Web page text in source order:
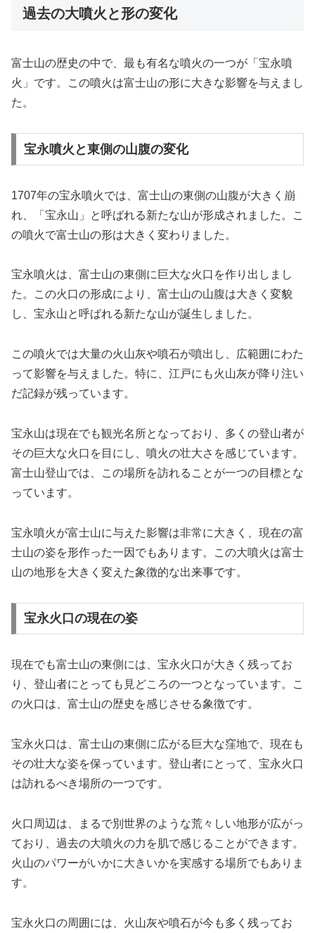
過去の大噴火と形の変化
富士山の歴史の中で、最も有名な噴火の一つが「宝永噴
火」です。この噴火は富士山の形に大きな影響を与えまし
た。
宝永噴火と東側の山腹の変化
1707年の宝永噴火では、富士山の東側の山腹が大きく崩
れ、「宝永山」と呼ばれる新たな山が形成されました。こ
の噴火で富士山の形は大きく変わりました。
宝永噴火は、富士山の東側に巨大な火口を作り出しまし
た。この火口の形成により、富士山の山腹は大きく変貌
し、宝永山と呼ばれる新たな山が誕生しました。
この噴火では大量の火山灰や噴石が噴出し、広範囲にわた
って影響を与えました。特に、江戸にも火山灰が降り注い
だ記録が残っています。
宝永山は現在でも観光名所となっており、多くの登山者が
その巨大な火口を目にし、噴火の壮大さを感じています。
富士山登山では、この場所を訪れることが一つの目標とな
っています。
宝永噴火が富士山に与えた影響は非常に大きく、現在の富
士山の姿を形作った一因でもあります。この大噴火は富士
山の地形を大きく変えた象徴的な出来事です。
宝永火口の現在の姿
現在でも富士山の東側には、宝永火口が大きく残ってお
り、登山者にとっても見どころの一つとなっています。こ
の火口は、富士山の歴史を感じさせる象徴です。
宝永火口は、富士山の東側に広がる巨大な窪地で、現在も
その壮大な姿を保っています。登山者にとって、宝永火口
は訪れるべき場所の一つです。
火口周辺は、まるで別世界のような荒々しい地形が広がっ
ており、過去の大噴火の力を肌で感じることができます。
火山のパワーがいかに大きいかを実感する場所でもありま
す。
宝永火口の周囲には、火山灰や噴石が今も多く残ってお